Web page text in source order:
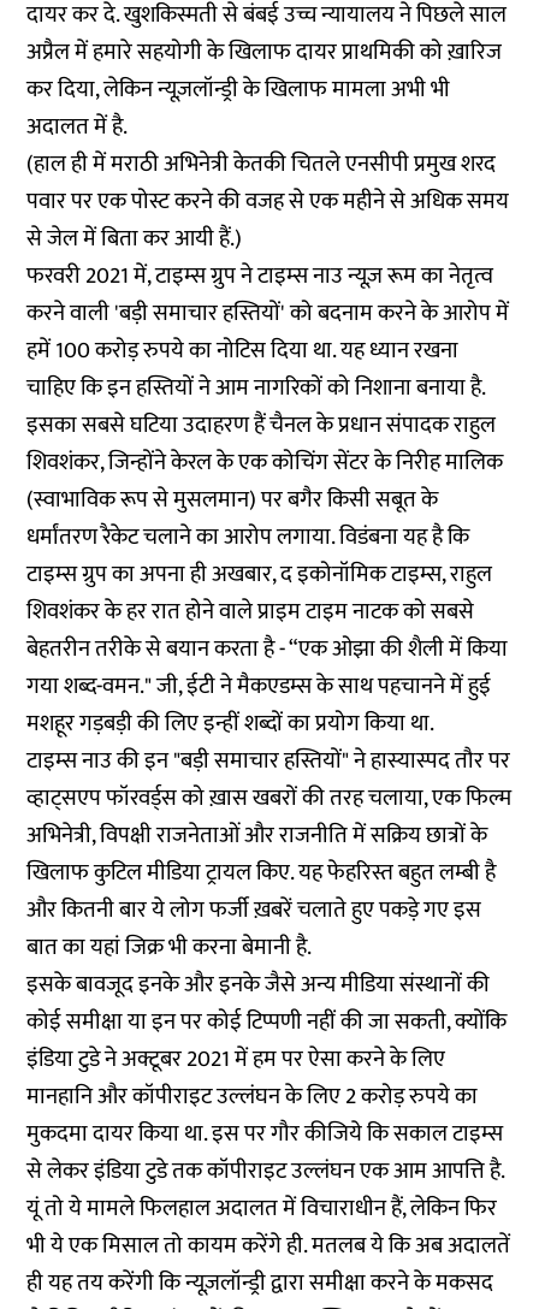
दायर कर दे. खुशकिस्मती से बंबई उच्च न्यायालय ने पिछले साल
अप्रैल में हमारे सहयोगी के खिलाफदायर प्राथमिकी को ख़ारिज
कर दिया, लेकिन न्यूज़लॉन्ड्री के खिलाफ मामला अभी भी
अदालत में है.
(हाल ही में मराठी अभिनेत्री केतकी चितले एनसीपी प्रमुख शरद
पवार पर एक पोस्ट करने की वजह सेएक महीने से अधिक समय
से जेलमें बिता कर आयी हैं.)
फरवरी 2021 में, टाइम्स ग्रुप ने टाइम्स नाउ न्यूज़ रूम का नेतृत्व
करने वाली 'बड़ी समाचार हस्तियों' को बदनाम करने के आरोप में
हमें100 करोड़ रुपये का नोटिसदिया था. यह ध्यान रखना
चाहिए कि इन हस्तियों नेआम नागरिकों को निशानाबनाया है.
इसका सबसे घटिया उदाहरण हैं चैनल के प्रधान संपादक राहुल
शिवशंकर, जिन्होंने केरल के एक कोचिंग सेंटर के निरीह मालिक
(स्वाभाविक रूप से मुसलमान) पर बगैर किसी सबूत के
धर्मांतरण रैकेट चलाने का आरोप लगाया. विडंबना यह है कि
टाइम्स ग्रुप का अपना ही अखबार, द इकोनॉमिक टाइम्स, राहुल
शिवशंकर के हर रात होने वाले प्राइम टाइम नाटक को सबसे
बेहतरीन तरीके से बयान करता है - “एक ओझा की शैली में किया
गया शब्द-वमन." जी, ईटी ने मैकएडम्स के साथ पहचानने में हुई
मशहूर गड़बड़ी की लिए इन्हींशब्दों का प्रयोगकिया था.
टाइम्स नाउ की इन "बड़ी समाचार हस्तियों" ने हास्यास्पद तौर पर
व्हाट्सएप फॉरवर्ड्स को ख़ास खबरों की तरह चलाया, एक फिल्म
अभिनेत्री,विपक्षी राजनेताओं और राजनीति में सक्रिय छात्रोंके
खिलाफ कुटिलमीडिया ट्रायलकिए. यह फेहरिस्त बहुत लम्बी है
औरकितनी बारये लोग फर्जी ख़बरें चलाते हुए पकड़े गए इस
बात का यहां जिक्र भी करना बेमानी है.
इसके बावजूद इनके और इनके जैसे अन्य मीडिया संस्थानों की
कोई समीक्षा या इन पर कोई टिप्पणी नहीं की जा सकती, क्योंकि
इंडिया टुडे ने अक्टूबर 2021 में हम पर ऐसा करने के लिए
मानहानि और कॉपीराइट उल्लंघन के लिए 2 करोड़ रुपये का
मुकदमा दायर किया था. इस पर गौर कीजिये कि सकाल टाइम्स
से लेकर इंडिया टुडे तक कॉपीराइट उल्लंघन एक आम आपत्ति है.
यूं तो ये मामले फिलहाल अदालत में विचाराधीन हैं, लेकिन फिर
भी ये एक मिसाल तो कायम करेंगे ही. मतलब ये कि अब अदालतें
ही यह तय करेंगी कि न्यूज़लॉन्ड्री द्वारा समीक्षा करने के मकसद